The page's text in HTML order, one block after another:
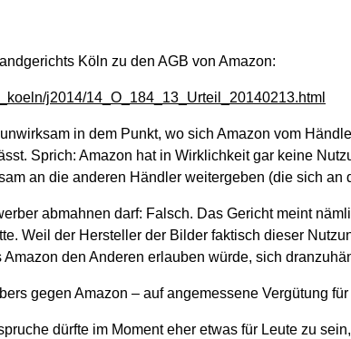
Köln zu den AGB von Amazon:
j2014/14_O_184_13_Urteil_20140213.html
in dem Punkt, wo sich Amazon vom
Sprich: Amazon hat in Wirklichkeit gar keine
an die anderen Händler weitergeben (die sich an
abmahnen darf: Falsch. Das Gericht meint
Weil der Hersteller der Bilder faktisch dieser
den Anderen erlauben würde, sich
gegen Amazon – auf angemessene Vergütung
dürfte im Moment eher etwas für Leute zu